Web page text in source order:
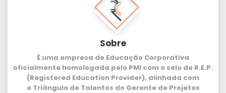
Sobre
É uma empresa de Educação Corporativa
oficialmente homologada pelo PMI com o selo de R.E.P.
(Registered Education Provider), alinhada com
o Triângulo de Talentos do Gerente de Projetos